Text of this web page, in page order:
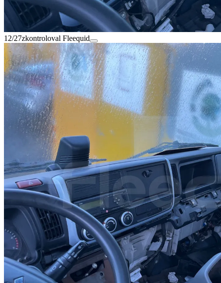
12/27zkontroloval Fleequid